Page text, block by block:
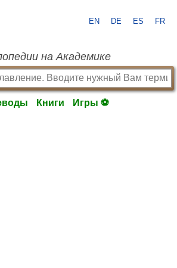
EN DE ES FR
на Академике
Книги Игры ⚽